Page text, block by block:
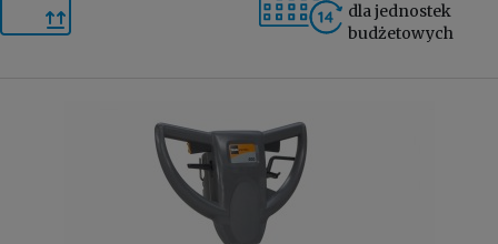
dla jednostek
budżetowych